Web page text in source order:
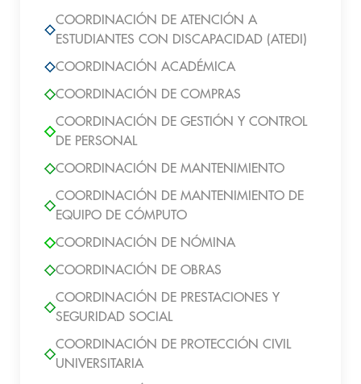
COORDINACIÓN DE ATENCIÓN A
ESTUDIANTES CON DISCAPACIDAD (ATEDI)
COORDINACIÓN ACADÉMICA
COORDINACIÓN DE COMPRAS
COORDINACIÓN DE GESTIÓN Y CONTROL
DE PERSONAL
COORDINACIÓN DE MANTENIMIENTO
COORDINACIÓN DE MANTENIMIENTO DE
EQUIPO DE CÓMPUTO
COORDINACIÓN DE NÓMINA
COORDINACIÓN DE OBRAS
COORDINACIÓN DE PRESTACIONES Y
SEGURIDAD SOCIAL
COORDINACIÓN DE PROTECCIÓN CIVIL
UNIVERSITARIA